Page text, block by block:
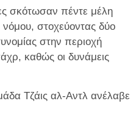
σκότωσαν πέντε μέλη
στοχεύοντας δύο
στην περιοχή
καθώς οι δυνάμεις
Τζάις αλ-Αντλ ανέλαβε